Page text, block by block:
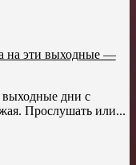
на эти выходные —
дни с
Прослушать или...